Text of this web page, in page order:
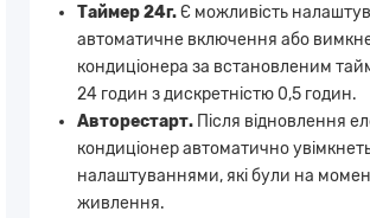
Таймер 24г.Є можливість
автоматичне включення або
кондиціонера за встановленим
24 годин з дискретністю 0,5 годин.
Авторестарт. Після відновлення
кондиціонер автоматично
налаштуваннями, які були на
живлення.